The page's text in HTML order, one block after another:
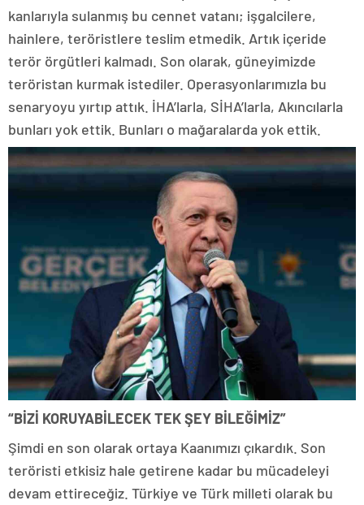
kanlarıyla sulanmış bu cennet vatanı; işgalcilere,
hainlere, teröristlere teslim etmedik. Artık içeride
terör örgütleri kalmadı. Son olarak, güneyimizde
teröristan kurmak istediler. Operasyonlarımızla bu
senaryoyu yırtıp attık. İHA’larla, SİHA’larla, Akıncılarla
bunları yok ettik. Bunları o mağaralarda yok ettik.
“BİZİ KORUYABİLECEK TEK ŞEY BİLEĞİMİZ”
Şimdi en son olarak ortaya Kaanımızı çıkardık. Son
teröristi etkisiz hale getirene kadar bu mücadeleyi
devam ettireceğiz. Türkiye ve Türk milleti olarak bu